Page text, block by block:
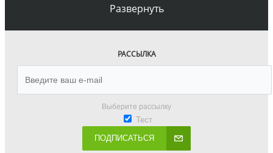
Развернуть
РАССЫЛКА
Выберите рассылку
Тест
ПОДПИСАТЬСЯ